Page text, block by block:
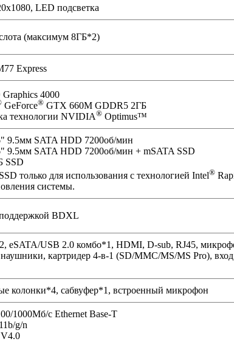
LED подсветка
(максимум 8ГБ*2)
Express
4000
GeForce® GTX 660M GDDR5 2ГБ
технологии NVIDIA® Optimus™
9.5мм SATA HDD 7200об/мин
9.5мм SATA HDD 7200об/мин + mSATA SSD
SSD
только для использования с технологией Intel®
системы.
BDXL
eSATA/USB 2.0 комбо*1, HDMI, D-sub, RJ45,
картридер 4-в-1 (SD/MMC/MS/MS Pro), вход
колонки*4, сабвуфер*1, встроенный микрофон
1000Мб/с Ethernet Base-T
g/n